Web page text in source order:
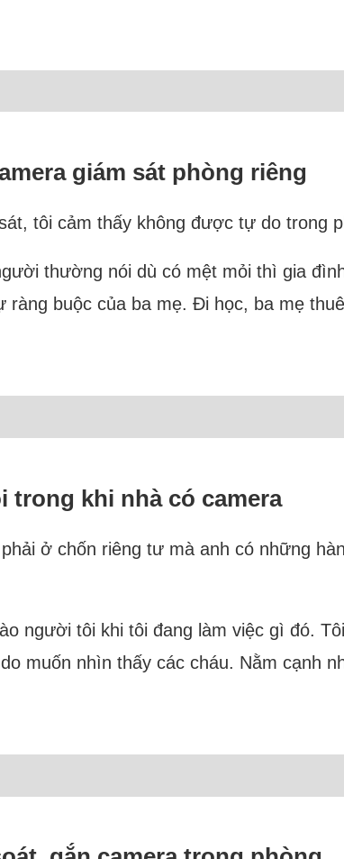
giám sát phòng riêng
tôi cảm thấy không được tự do trong
thường nói dù có mệt mỏi thì gia
ràng buộc của ba mẹ. Đi học, ba mẹ
trong khi nhà có camera
ở chốn riêng tư mà anh có những
người tôi khi tôi đang làm việc gì đó.
muốn nhìn thấy các cháu. Nằm cạnh